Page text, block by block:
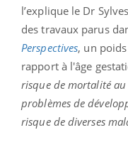
l’explique le Dr
des travaux parus
Perspectives, un
rapport à l'âge
risque de mortalité
problèmes de
risque de diverses